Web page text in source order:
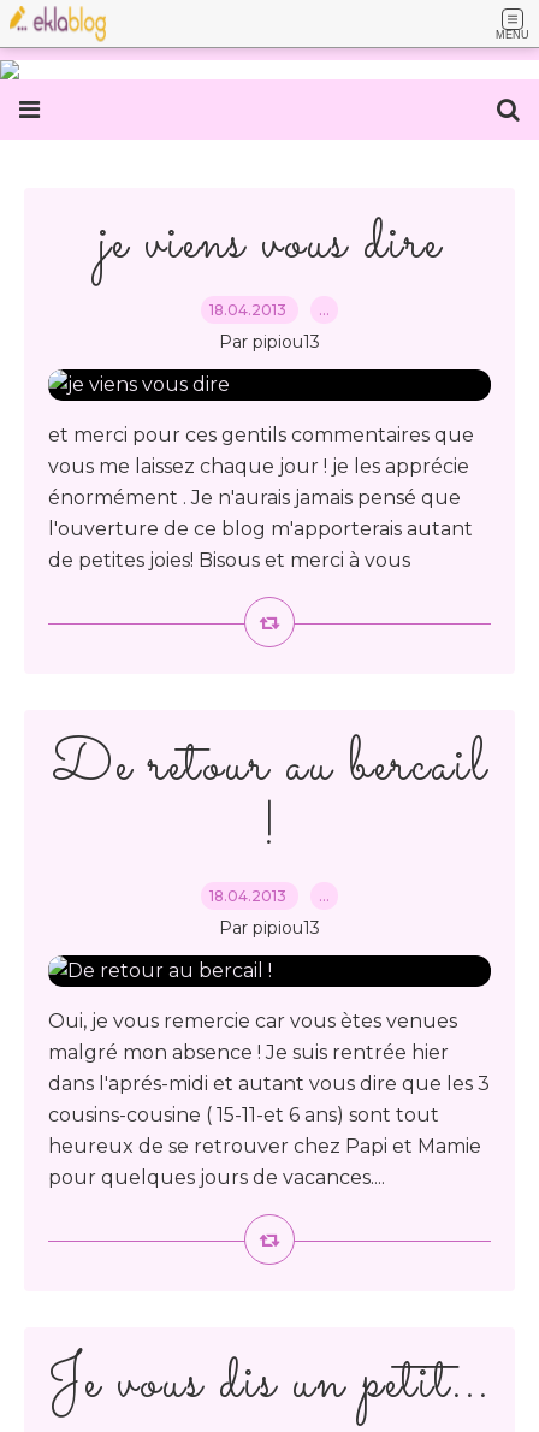
MENU
je viens vous dire
18.04.2013 …
Par pipiou13
et merci pour ces gentils commentaires que
vous me laissez chaque jour ! je les apprécie
énormément . Je n'aurais jamais pensé que
l'ouverture de ce blog m'apporterais autant
de petites joies! Bisous et merci à vous
De retour au bercail
!
18.04.2013 …
Par pipiou13
Oui, je vous remercie car vous ètes venues
malgré mon absence ! Je suis rentrée hier
dans l'aprés-midi et autant vous dire que les 3
cousins-cousine ( 15-11-et 6 ans) sont tout
heureux de se retrouver chez Papi et Mamie
pour quelques jours de vacances....
Je vous dis un petit...